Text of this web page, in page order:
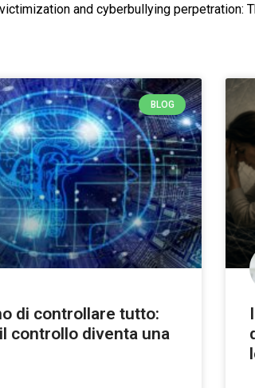
and cyberbullying
BLOG
di controllare tutto:
controllo diventa una